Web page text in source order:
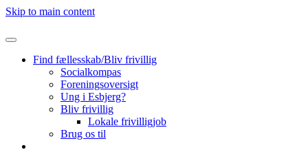
Skip to main content
Find fællesskab/Bliv frivillig
Socialkompas
Foreningsoversigt
Ung i Esbjerg?
Bliv frivillig
Lokale frivilligjob
Brug os til